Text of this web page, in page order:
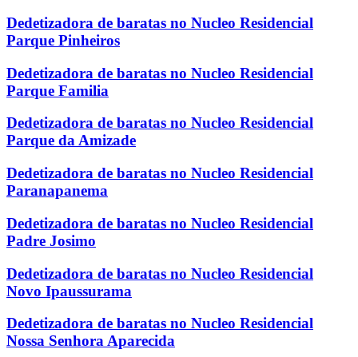
Dedetizadora de baratas no Nucleo Residencial
Parque Pinheiros
Dedetizadora de baratas no Nucleo Residencial
Parque Familia
Dedetizadora de baratas no Nucleo Residencial
Parque da Amizade
Dedetizadora de baratas no Nucleo Residencial
Paranapanema
Dedetizadora de baratas no Nucleo Residencial
Padre Josimo
Dedetizadora de baratas no Nucleo Residencial
Novo Ipaussurama
Dedetizadora de baratas no Nucleo Residencial
Nossa Senhora Aparecida